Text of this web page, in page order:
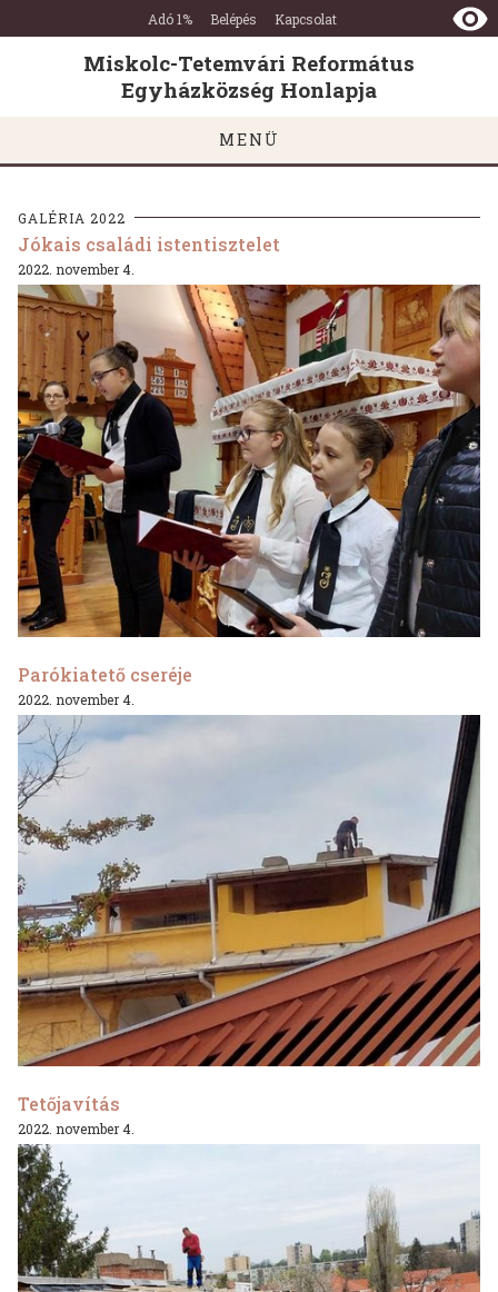
Miskolc-
Tetemvári
Református
Egyházközség
Honlapja
Ugrás a tartalomra
Ugrás a láblécre
Adó 1% Belépés Kapcsolat
Miskolc-Tetemvári Református
Egyházközség Honlapja
MENÜ
GALÉRIA 2022
Jókais családi istentisztelet
2022. november 4.
Parókiatető cseréje
2022. november 4.
Tetőjavítás
2022. november 4.